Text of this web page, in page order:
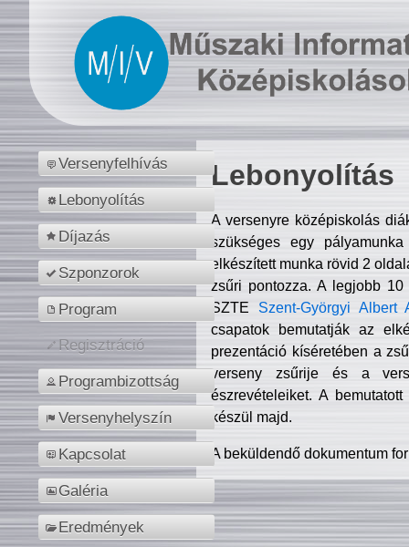
Versenyfelhívás
Lebonyolítás
Díjazás
Szponzorok
Program
Regisztráció
Programbizottság
Versenyhelyszín
Kapcsolat
Galéria
Eredmények
Lebonyolítás
A versenyre középiskolás
szükséges egy
elkészített munka rövid 2
zsűri pontozza. A legjobb
SZTE Szent-Györgyi Albert
csapatok bemutatják az
prezentáció kíséretében a
verseny zsűrije és a
észrevételeiket. A
készül majd.
A beküldendő dokumentum